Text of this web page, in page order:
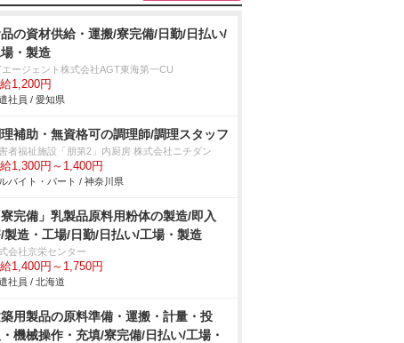
の資材供給・運搬/寮完備/日勤/日払い/
・製造
エージェント株式会社AGT東海第一CU
1,200円
社員 / 愛知県
補助・無資格可の調理師/調理スタッフ
者福祉施設「朋第2」内厨房 株式会社ニチダン
1,300円～1,400円
バイト・パート / 神奈川県
寮完備」乳製品原料用粉体の製造/即入
製造・工場/日勤/日払い/工場・製造
会社京栄センター
1,400円～1,750円
社員 / 北海道
用製品の原料準備・運搬・計量・投
・機械操作・充填/寮完備/日払い/工場・